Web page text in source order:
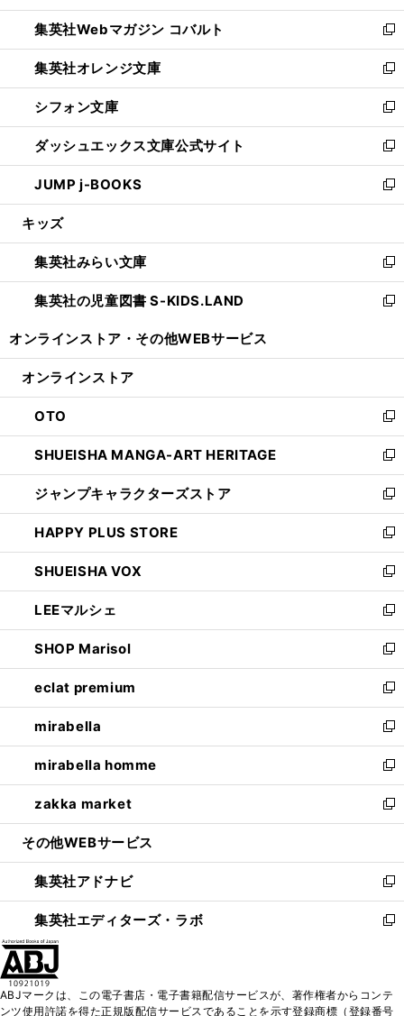
開
く
ウ
で
開
く
ン
ド
ウ
で
開
く
ウ
ィ
ン
ド
ウ
で
開
く
集英社Webマガジン コバルト
新
し
い
ウ
ィ
ン
ド
ウ
で
開
集英社オレンジ文庫
新
し
い
ウ
ィ
ン
ド
ウ
開
く
シフォン文庫
新
し
い
ウ
ィ
ン
ウ
で
開
く
ダッシュエックス文庫公式サイト
新
し
い
ウ
ン
ド
ウ
で
JUMP j-BOOKS
新
し
ウ
ィ
ン
ド
開
キッズ
集英社みらい文庫
新
し
い
ン
ウ
で
開
く
集英社の児童図書 S-KIDS.LAND
新
ウ
ン
ド
ウ
で
開
く
オンラインストア・ その他WEBサービス
オンラインストア
OTO
新
し
い
ウ
ィ
ン
ド
ウ
で
開
く
SHUEISHA MANGA-ART HERITAGE
新
し
い
ウ
ィ
ン
ド
ウ
で
開
く
ジャンプキャラクターズストア
新
し
い
ウ
ィ
ン
ド
ウ
で
開
く
HAPPY PLUS STORE
新
し
い
ウ
ィ
ン
ド
ウ
で
開
く
SHUEISHA VOX
新
し
い
ウ
ィ
ン
ド
ウ
で
開
く
LEEマルシェ
新
し
い
ウ
ィ
ン
ド
ウ
で
開
く
SHOP Marisol
新
し
い
ウ
ィ
ン
ド
ウ
で
開
eclat premium
新
し
い
ウ
ィ
ン
ド
ウ
開
く
mirabella
新
し
い
ウ
ィ
ン
ウ
で
開
く
mirabella homme
新
し
い
ウ
ン
ド
ウ
で
zakka market
新
し
ウ
ィ
ン
ド
く
その他WEBサービス
集英社アドナビ
新
し
い
ド
集英社エディターズ・ラボ
新
ィ
ABJマークは、この電子書店・電子書籍配信サービスが、著作権者からコンテ
ンツ使用許諾を得た正規版配信サービスであることを示す登録商標（登録番号